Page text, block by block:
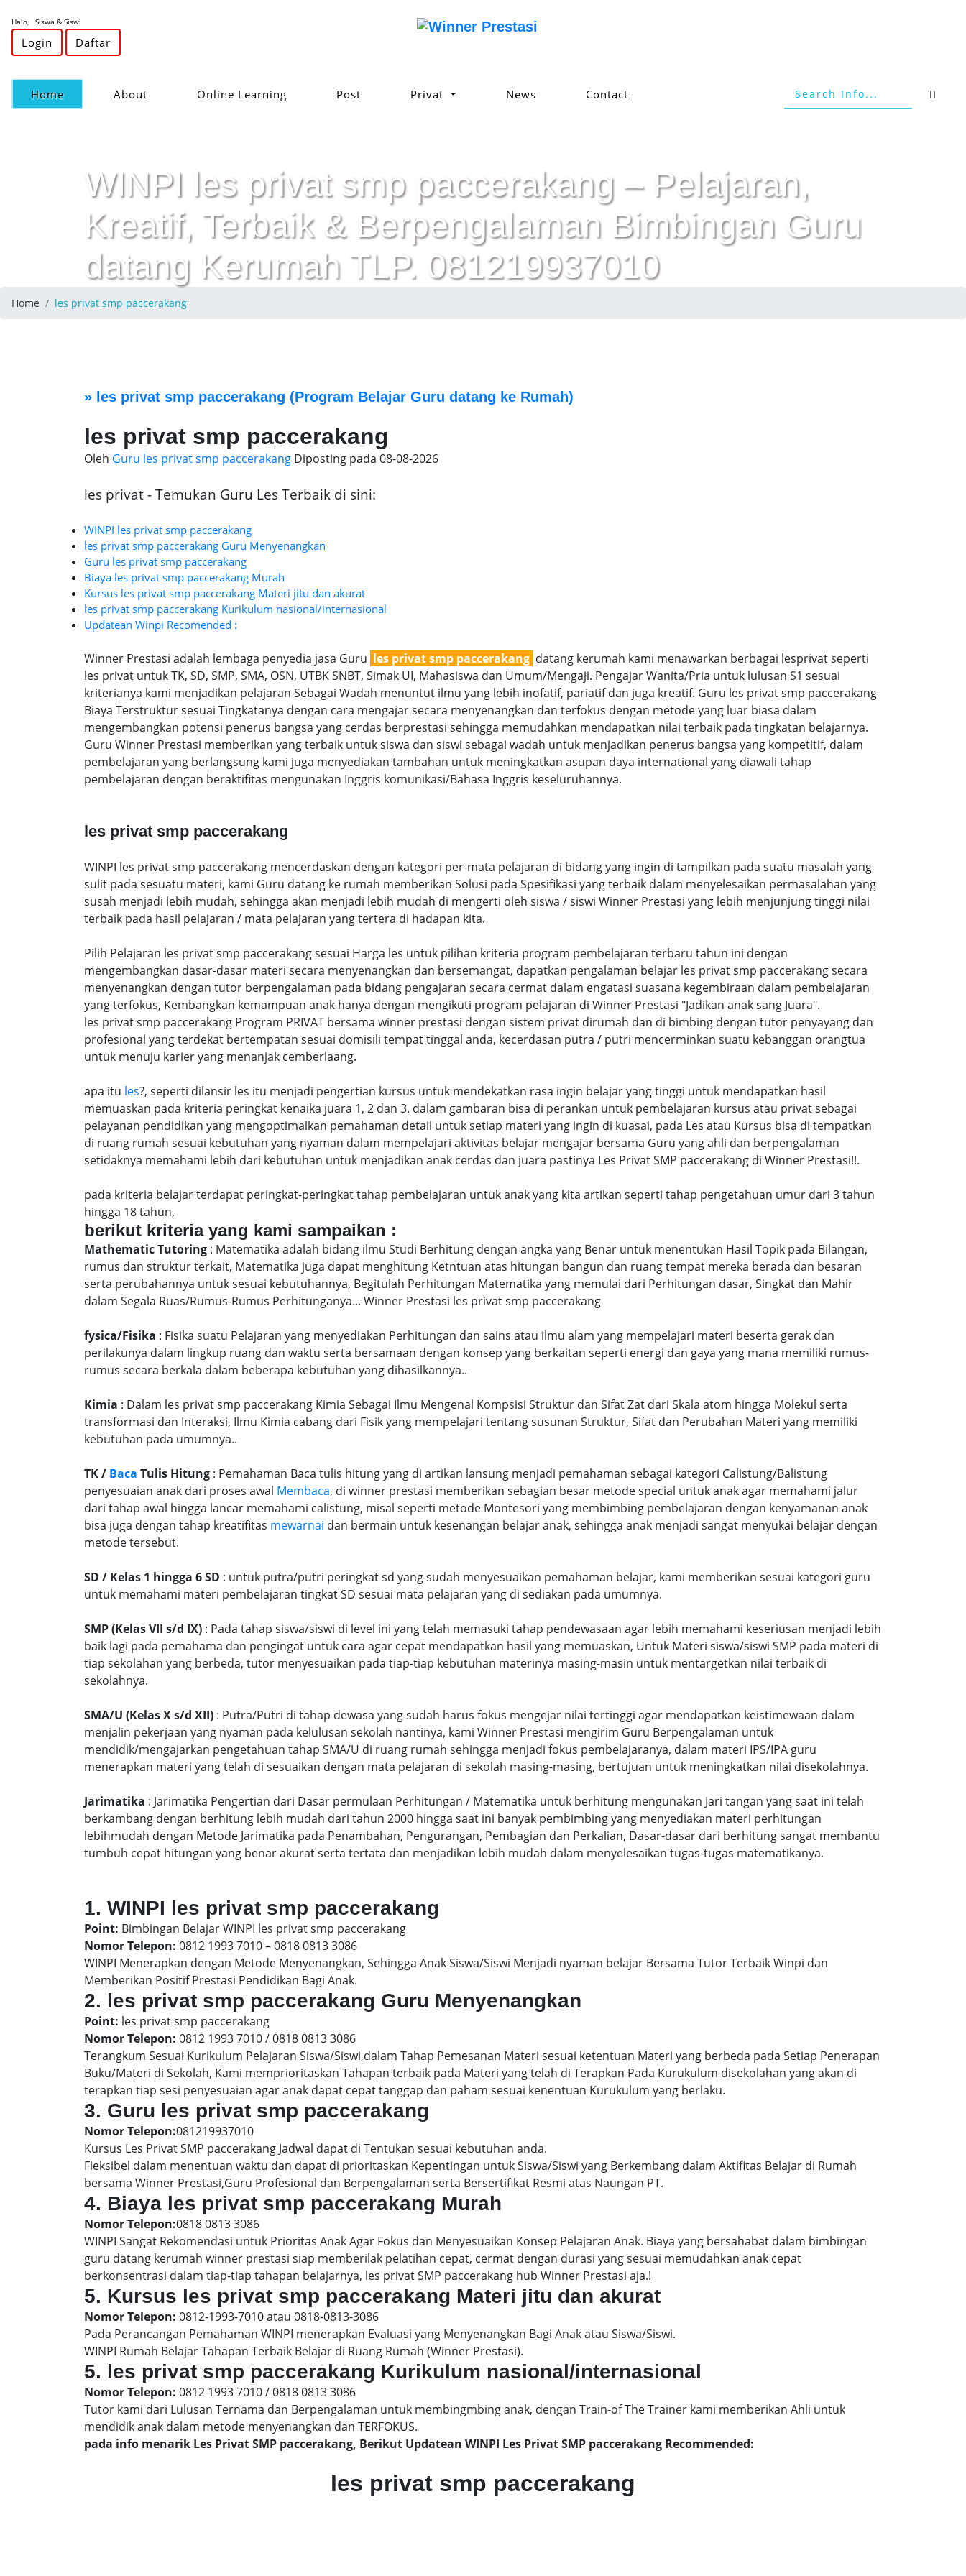
Halo, Siswa & Siswi
Login Daftar
Home(current) About Online Learning Post Privat News Contact
WINPI les privat smp paccerakang – Pelajaran,
Kreatif, Terbaik & Berpengalaman Bimbingan Guru
datang Kerumah TLP. 081219937010
Home les privat smp paccerakang
» les privat smp paccerakang (Program Belajar Guru datang ke Rumah)
les privat smp paccerakang
Oleh Guru les privat smp paccerakang Diposting pada 08-08-2026
les privat - Temukan Guru Les Terbaik di sini:
WINPI les privat smp paccerakang
les privat smp paccerakang Guru Menyenangkan
Guru les privat smp paccerakang
Biaya les privat smp paccerakang Murah
Kursus les privat smp paccerakang Materi jitu dan akurat
les privat smp paccerakang Kurikulum nasional/internasional
Updatean Winpi Recomended :
Winner Prestasi adalah lembaga penyedia jasa Guru les privat smp paccerakang datang kerumah kami menawarkan berbagai lesprivat seperti
les privat untuk TK, SD, SMP, SMA, OSN, UTBK SNBT, Simak UI, Mahasiswa dan Umum/Mengaji. Pengajar Wanita/Pria untuk lulusan S1 sesuai
kriterianya kami menjadikan pelajaran Sebagai Wadah menuntut ilmu yang lebih inofatif, pariatif dan juga kreatif. Guru les privat smp paccerakang
Biaya Terstruktur sesuai Tingkatanya dengan cara mengajar secara menyenangkan dan terfokus dengan metode yang luar biasa dalam
mengembangkan potensi penerus bangsa yang cerdas berprestasi sehingga memudahkan mendapatkan nilai terbaik pada tingkatan belajarnya.
Guru Winner Prestasi memberikan yang terbaik untuk siswa dan siswi sebagai wadah untuk menjadikan penerus bangsa yang kompetitif, dalam
pembelajaran yang berlangsung kami juga menyediakan tambahan untuk meningkatkan asupan daya international yang diawali tahap
pembelajaran dengan beraktifitas mengunakan Inggris komunikasi/Bahasa Inggris keseluruhannya.
les privat smp paccerakang
WINPI les privat smp paccerakang mencerdaskan dengan kategori per-mata pelajaran di bidang yang ingin di tampilkan pada suatu masalah yang
sulit pada sesuatu materi, kami Guru datang ke rumah memberikan Solusi pada Spesifikasi yang terbaik dalam menyelesaikan permasalahan yang
susah menjadi lebih mudah, sehingga akan menjadi lebih mudah di mengerti oleh siswa / siswi Winner Prestasi yang lebih menjunjung tinggi nilai
terbaik pada hasil pelajaran / mata pelajaran yang tertera di hadapan kita.
Pilih Pelajaran les privat smp paccerakang sesuai Harga les untuk pilihan kriteria program pembelajaran terbaru tahun ini dengan
mengembangkan dasar-dasar materi secara menyenangkan dan bersemangat, dapatkan pengalaman belajar les privat smp paccerakang secara
menyenangkan dengan tutor berpengalaman pada bidang pengajaran secara cermat dalam engatasi suasana kegembiraan dalam pembelajaran
yang terfokus, Kembangkan kemampuan anak hanya dengan mengikuti program pelajaran di Winner Prestasi "Jadikan anak sang Juara".
les privat smp paccerakang Program PRIVAT bersama winner prestasi dengan sistem privat dirumah dan di bimbing dengan tutor penyayang dan
profesional yang terdekat bertempatan sesuai domisili tempat tinggal anda, kecerdasan putra / putri mencerminkan suatu kebanggan orangtua
untuk menuju karier yang menanjak cemberlaang.
apa itu les?, seperti dilansir les itu menjadi pengertian kursus untuk mendekatkan rasa ingin belajar yang tinggi untuk mendapatkan hasil
memuaskan pada kriteria peringkat kenaika juara 1, 2 dan 3. dalam gambaran bisa di perankan untuk pembelajaran kursus atau privat sebagai
pelayanan pendidikan yang mengoptimalkan pemahaman detail untuk setiap materi yang ingin di kuasai, pada Les atau Kursus bisa di tempatkan
di ruang rumah sesuai kebutuhan yang nyaman dalam mempelajari aktivitas belajar mengajar bersama Guru yang ahli dan berpengalaman
setidaknya memahami lebih dari kebutuhan untuk menjadikan anak cerdas dan juara pastinya Les Privat SMP paccerakang di Winner Prestasi!!.
pada kriteria belajar terdapat peringkat-peringkat tahap pembelajaran untuk anak yang kita artikan seperti tahap pengetahuan umur dari 3 tahun
hingga 18 tahun,
berikut kriteria yang kami sampaikan :
Mathematic Tutoring : Matematika adalah bidang ilmu Studi Berhitung dengan angka yang Benar untuk menentukan Hasil Topik pada Bilangan,
rumus dan struktur terkait, Matematika juga dapat menghitung Ketntuan atas hitungan bangun dan ruang tempat mereka berada dan besaran
serta perubahannya untuk sesuai kebutuhannya, Begitulah Perhitungan Matematika yang memulai dari Perhitungan dasar, Singkat dan Mahir
dalam Segala Ruas/Rumus-Rumus Perhitunganya... Winner Prestasi les privat smp paccerakang
fysica/Fisika : Fisika suatu Pelajaran yang menyediakan Perhitungan dan sains atau ilmu alam yang mempelajari materi beserta gerak dan
perilakunya dalam lingkup ruang dan waktu serta bersamaan dengan konsep yang berkaitan seperti energi dan gaya yang mana memiliki rumus-
rumus secara berkala dalam beberapa kebutuhan yang dihasilkannya..
Kimia : Dalam les privat smp paccerakang Kimia Sebagai Ilmu Mengenal Kompsisi Struktur dan Sifat Zat dari Skala atom hingga Molekul serta
transformasi dan Interaksi, Ilmu Kimia cabang dari Fisik yang mempelajari tentang susunan Struktur, Sifat dan Perubahan Materi yang memiliki
kebutuhan pada umumnya..
TK / Baca Tulis Hitung : Pemahaman Baca tulis hitung yang di artikan lansung menjadi pemahaman sebagai kategori Calistung/Balistung
penyesuaian anak dari proses awal Membaca, di winner prestasi memberikan sebagian besar metode special untuk anak agar memahami jalur
dari tahap awal hingga lancar memahami calistung, misal seperti metode Montesori yang membimbing pembelajaran dengan kenyamanan anak
bisa juga dengan tahap kreatifitas mewarnai dan bermain untuk kesenangan belajar anak, sehingga anak menjadi sangat menyukai belajar dengan
metode tersebut.
SD / Kelas 1 hingga 6 SD : untuk putra/putri peringkat sd yang sudah menyesuaikan pemahaman belajar, kami memberikan sesuai kategori guru
untuk memahami materi pembelajaran tingkat SD sesuai mata pelajaran yang di sediakan pada umumnya.
SMP (Kelas VII s/d IX) : Pada tahap siswa/siswi di level ini yang telah memasuki tahap pendewasaan agar lebih memahami keseriusan menjadi lebih
baik lagi pada pemahama dan pengingat untuk cara agar cepat mendapatkan hasil yang memuaskan, Untuk Materi siswa/siswi SMP pada materi di
tiap sekolahan yang berbeda, tutor menyesuaikan pada tiap-tiap kebutuhan materinya masing-masin untuk mentargetkan nilai terbaik di
sekolahnya.
SMA/U (Kelas X s/d XII) : Putra/Putri di tahap dewasa yang sudah harus fokus mengejar nilai tertinggi agar mendapatkan keistimewaan dalam
menjalin pekerjaan yang nyaman pada kelulusan sekolah nantinya, kami Winner Prestasi mengirim Guru Berpengalaman untuk
mendidik/mengajarkan pengetahuan tahap SMA/U di ruang rumah sehingga menjadi fokus pembelajaranya, dalam materi IPS/IPA guru
menerapkan materi yang telah di sesuaikan dengan mata pelajaran di sekolah masing-masing, bertujuan untuk meningkatkan nilai disekolahnya.
Jarimatika : Jarimatika Pengertian dari Dasar permulaan Perhitungan / Matematika untuk berhitung mengunakan Jari tangan yang saat ini telah
berkambang dengan berhitung lebih mudah dari tahun 2000 hingga saat ini banyak pembimbing yang menyediakan materi perhitungan
lebihmudah dengan Metode Jarimatika pada Penambahan, Pengurangan, Pembagian dan Perkalian, Dasar-dasar dari berhitung sangat membantu
tumbuh cepat hitungan yang benar akurat serta tertata dan menjadikan lebih mudah dalam menyelesaikan tugas-tugas matematikanya.
1. WINPI les privat smp paccerakang
Point: Bimbingan Belajar WINPI les privat smp paccerakang
Nomor Telepon: 0812 1993 7010 – 0818 0813 3086
WINPI Menerapkan dengan Metode Menyenangkan, Sehingga Anak Siswa/Siswi Menjadi nyaman belajar Bersama Tutor Terbaik Winpi dan
Memberikan Positif Prestasi Pendidikan Bagi Anak.
2. les privat smp paccerakang Guru Menyenangkan
Point: les privat smp paccerakang
Nomor Telepon: 0812 1993 7010 / 0818 0813 3086
Terangkum Sesuai Kurikulum Pelajaran Siswa/Siswi,dalam Tahap Pemesanan Materi sesuai ketentuan Materi yang berbeda pada Setiap Penerapan
Buku/Materi di Sekolah, Kami memprioritaskan Tahapan terbaik pada Materi yang telah di Terapkan Pada Kurukulum disekolahan yang akan di
terapkan tiap sesi penyesuaian agar anak dapat cepat tanggap dan paham sesuai kenentuan Kurukulum yang berlaku.
3. Guru les privat smp paccerakang
Nomor Telepon:081219937010
Kursus Les Privat SMP paccerakang Jadwal dapat di Tentukan sesuai kebutuhan anda.
Fleksibel dalam menentuan waktu dan dapat di prioritaskan Kepentingan untuk Siswa/Siswi yang Berkembang dalam Aktifitas Belajar di Rumah
bersama Winner Prestasi,Guru Profesional dan Berpengalaman serta Bersertifikat Resmi atas Naungan PT.
4. Biaya les privat smp paccerakang Murah
Nomor Telepon:0818 0813 3086
WINPI Sangat Rekomendasi untuk Prioritas Anak Agar Fokus dan Menyesuaikan Konsep Pelajaran Anak. Biaya yang bersahabat dalam bimbingan
guru datang kerumah winner prestasi siap memberilak pelatihan cepat, cermat dengan durasi yang sesuai memudahkan anak cepat
berkonsentrasi dalam tiap-tiap tahapan belajarnya, les privat SMP paccerakang hub Winner Prestasi aja.!
5. Kursus les privat smp paccerakang Materi jitu dan akurat
Nomor Telepon: 0812-1993-7010 atau 0818-0813-3086
Pada Perancangan Pemahaman WINPI menerapkan Evaluasi yang Menyenangkan Bagi Anak atau Siswa/Siswi.
WINPI Rumah Belajar Tahapan Terbaik Belajar di Ruang Rumah (Winner Prestasi).
5. les privat smp paccerakang Kurikulum nasional/internasional
Nomor Telepon: 0812 1993 7010 / 0818 0813 3086
Tutor kami dari Lulusan Ternama dan Berpengalaman untuk membingmbing anak, dengan Train-of The Trainer kami memberikan Ahli untuk
mendidik anak dalam metode menyenangkan dan TERFOKUS.
pada info menarik Les Privat SMP paccerakang, Berikut Updatean WINPI Les Privat SMP paccerakang Recommended:
les privat smp paccerakang